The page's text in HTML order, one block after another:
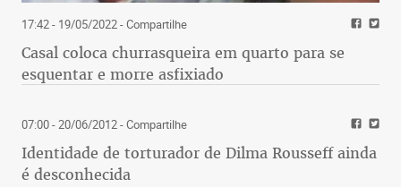
17:42 - 19/05/2022- Compartilhe
Casal coloca churrasqueira em quarto para se
esquentar e morre asfixiado
07:00 - 20/06/2012- Compartilhe
Identidade de torturador de Dilma Rousseff ainda
é desconhecida